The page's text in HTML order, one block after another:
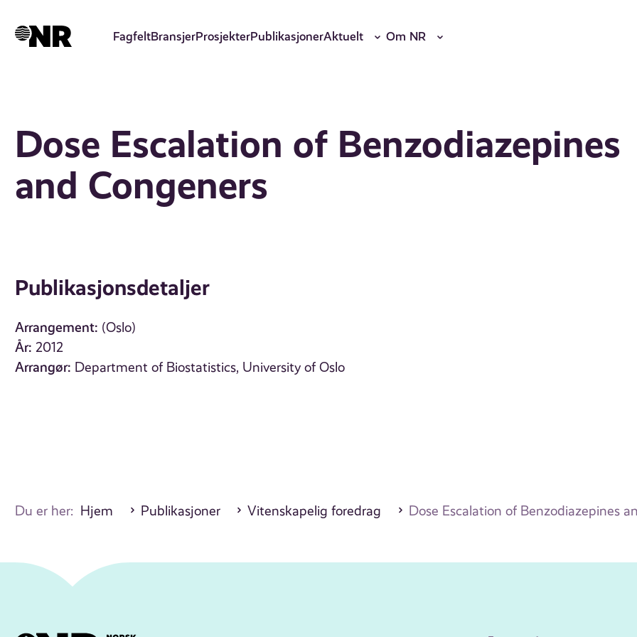
hovedinnhold
FagfeltBransjerProsjekterPublikasjonerAktuelt Om NR
Dose Escalation of Benzodiazepines
and Congeners
Publikasjonsdetaljer
Arrangement: (Oslo)
År: 2012
Arrangør: Department of Biostatistics, University of Oslo
Du er her: Hjem Publikasjoner Vitenskapelig foredrag Dose Escalation of Benzodiazepines